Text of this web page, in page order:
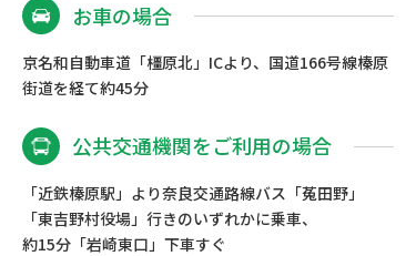
ご利用者様やご家族が施設を知るために施設
見学やおためし利用をおすすめします。
◎サービスご利用の契約を。
提案させていただきます。
ご確認・ご了承いただいた後に、ご契約。
お車の場合
京名和自動車道「橿原北」ICより、国道166号線榛原
街道を経て約45分
公共交通機関をご利用の場合
「近鉄榛原駅」より奈良交通路線バス「菟田野」
「東吉野村役場」行きのいずれかに乗車、
約15分「岩崎東口」下車すぐ